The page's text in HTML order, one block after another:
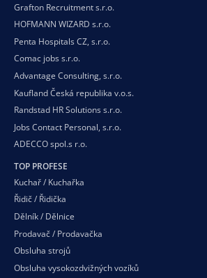
Grafton Recruitment s.r.o.
HOFMANN WIZARD s.r.o.
Penta Hospitals CZ, s.r.o.
Comac jobs s.r.o.
Advantage Consulting, s.r.o.
Kaufland Česká republika v.o.s.
Randstad HR Solutions s.r.o.
Jobs Contact Personal, s.r.o.
ADECCO spol.s r.o.
TOP PROFESE
Kuchař / Kuchařka
Řidič / Řidička
Dělník / Dělnice
Prodavač / Prodavačka
Obsluha strojů
Obsluha vysokozdvižných vozíků